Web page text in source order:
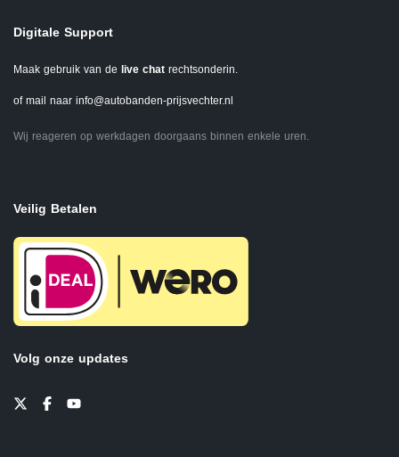
Digitale Support
Maak gebruik van de live chat rechtsonderin.
of mail naar info@autobanden-prijsvechter.nl
Wij reageren op werkdagen doorgaans binnen enkele uren.
Veilig Betalen
Volg onze updates